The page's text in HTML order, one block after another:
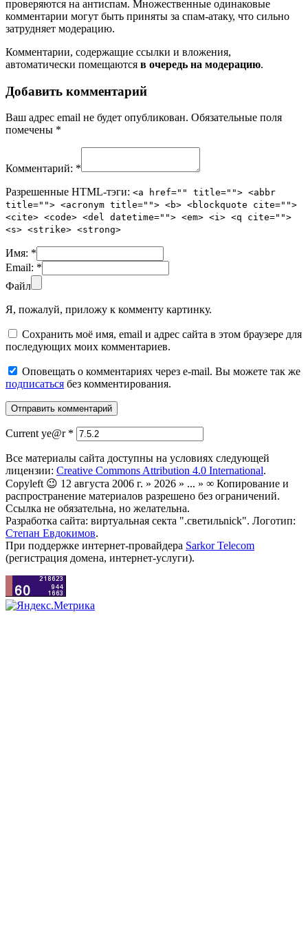
проверяются на антиспам. Множественные одинаковые
комментарии могут быть приняты за спам-атаку, что сильно
затрудняет модерацию.
Комментарии, содержащие ссылки и вложения,
автоматически помещаются в очередь на модерацию.
Добавить комментарий
Ваш адрес email не будет опубликован. Обязательные поля
помечены *
Комментарий: *
Разрешенные HTML-тэги: <a href="" title=""> <abbr
title=""> <acronym title=""> <b> <blockquote cite="">
<cite> <code> <del datetime=""> <em> <i> <q cite="">
<s> <strike> <strong>
Имя: *
Email: *
Файл
Я, пожалуй, приложу к комменту картинку.
Сохранить моё имя, email и адрес сайта в этом браузере для
последующих моих комментариев.
Оповещать о комментариях через e-mail. Вы можете так же
подписаться без комментирования.
Current ye@r *
Все материалы сайта доступны на условиях следующей
лицензии: Creative Commons Attribution 4.0 International.
Copyleft 😉 12 августа 2006 г. » 2026 » ... » ∞ Копирование и
распространение материалов разрешено без ограничений.
Ссылка не обязательна, но желательна.
Разработка сайта: виртуальная секта ".светильnick". Логотип:
Степан Евдокимов.
При поддержке интернет-провайдера Sarkor Telecom
(регистрация домена, интернет-услуги).